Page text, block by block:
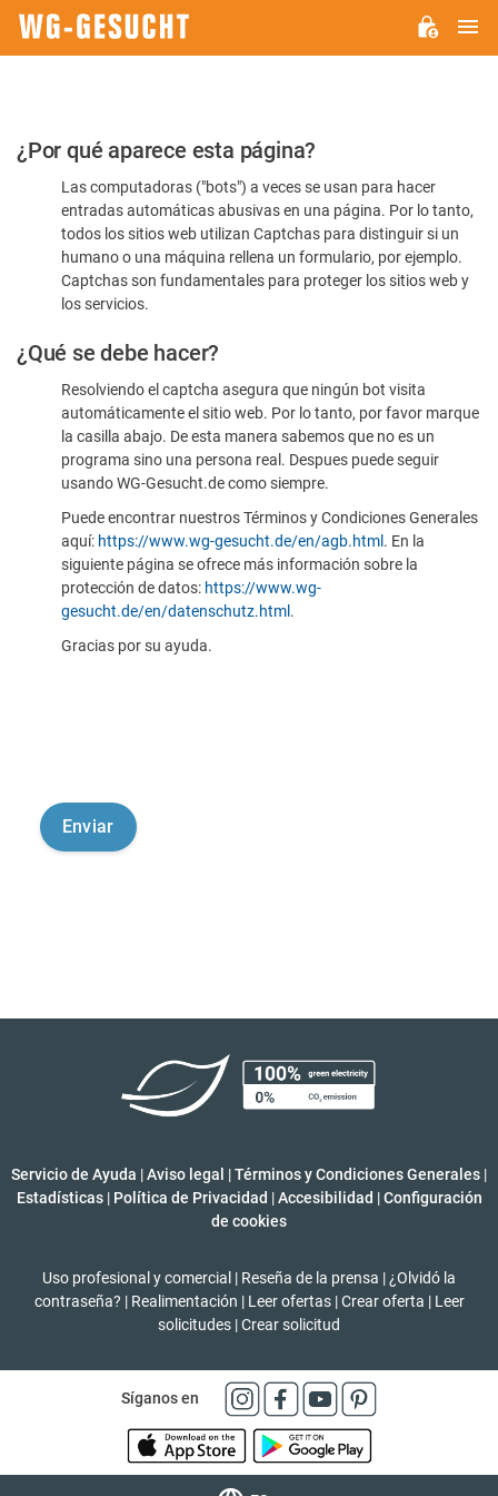
Por
favor,
confirme
humano
¿Por qué aparece esta página?
Las computadoras ("bots") a veces se usan para hacer
entradas automáticas abusivas en una página. Por lo tanto,
todos los sitios web utilizan Captchas para distinguir si un
humano o una máquina rellena un formulario, por ejemplo.
Captchas son fundamentales para proteger los sitios web y
los servicios.
¿Qué se debe hacer?
Resolviendo el captcha asegura que ningún bot visita
automáticamente el sitio web. Por lo tanto, por favor marque
la casilla abajo. De esta manera sabemos que no es un
programa sino una persona real. Despues puede seguir
usando WG-Gesucht.de como siempre.
Puede encontrar nuestros Términos y Condiciones Generales
aquí: https://www.wg-gesucht.de/en/agb.html . En la
siguiente página se ofrece más información sobre la
protección de datos: https://www.wg-
gesucht.de/en/datenschutz.html .
Gracias por su ayuda.
Servicio de Ayuda |Aviso legal |Términos y Condiciones Generales |
Estadísticas | Política de Privacidad | Accesibilidad | Configuración
de cookies
Uso profesional y comercial | Reseña de la prensa | ¿Olvidó la
contraseña? | Realimentación | Leer ofertas | Crear oferta | Leer
solicitudes |Crear solicitud
Síganos en